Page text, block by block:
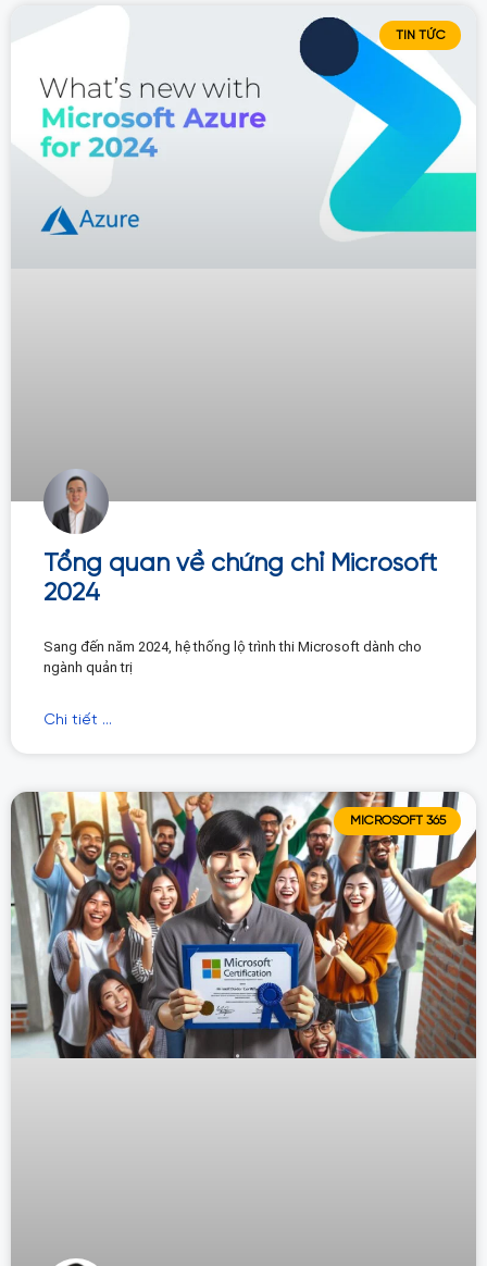
TIN TỨC
Tổng quan về chứng chỉ Microsoft
2024
Sang đến năm 2024, hệ thống lộ trình thi Microsoft dành cho
ngành quản trị
Chi tiết ...
MICROSOFT 365